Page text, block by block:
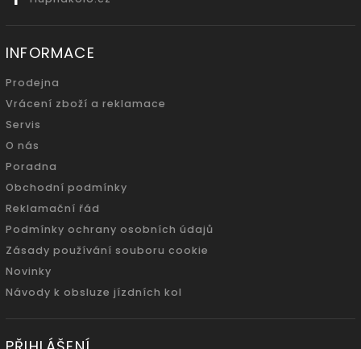
INFORMACE
Prodejna
Vrácení zboží a reklamace
Servis
O nás
Poradna
Obchodní podmínky
Reklamační řád
Podmínky ochrany osobních údajů
Zásady používání souboru cookie
Novinky
Návody k obsluze jízdních kol